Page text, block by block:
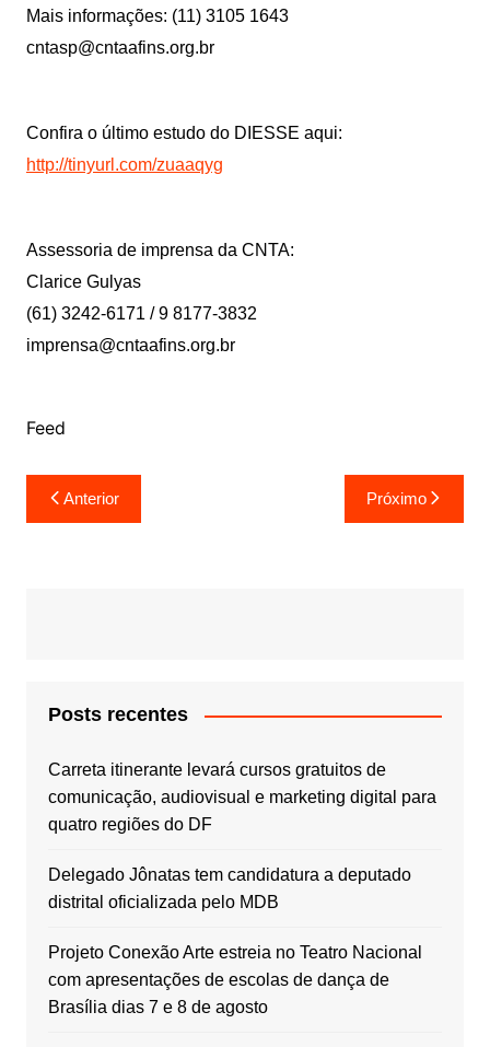
Mais informações: (11) 3105 1643
cntasp@cntaafins.org.br
Confira o último estudo do DIESSE aqui:
http://tinyurl.com/zuaaqyg
Assessoria de imprensa da CNTA:
Clarice Gulyas
(61) 3242-6171 / 9 8177-3832
imprensa@cntaafins.org.br
Feed
Navegação
de
Anterior Próximo
Posts recentes
Carreta itinerante levará cursos gratuitos de
comunicação, audiovisual e marketing digital para
quatro regiões do DF
Delegado Jônatas tem candidatura a deputado
distrital oficializada pelo MDB
Projeto Conexão Arte estreia no Teatro Nacional
com apresentações de escolas de dança de
Brasília dias 7 e 8 de agosto